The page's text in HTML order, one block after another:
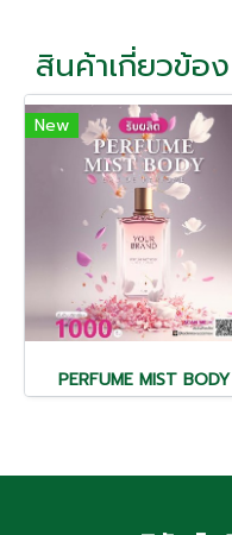
สินค้าเกี่ยวข้อง
New
PERFUME MIST BODY